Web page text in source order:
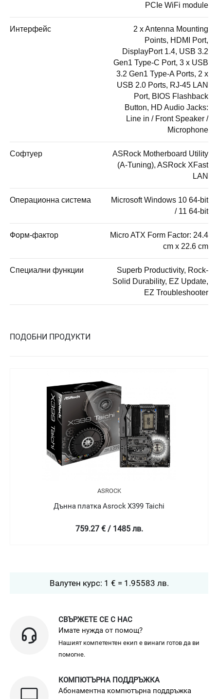
PCIe WiFi module
Интерфейс
2 x Antenna Mounting
Points, HDMI Port,
DisplayPort 1.4, USB 3.2
Gen1 Type-C Port, 3 x USB
3.2 Gen1 Type-A Ports, 2 x
USB 2.0 Ports, RJ-45 LAN
Port, BIOS Flashback
Button, HD Audio Jacks:
Line in / Front Speaker /
Microphone
Софтуер
ASRock Motherboard Utility
(A-Tuning), ASRock XFast
LAN
Операционна система
Microsoft Windows 10 64-bit
/ 11 64-bit
Форм-фактор
Micro ATX Form Factor: 24.4
cm x 22.6 cm
Специални функции
Superb Productivity, Rock-
Solid Durability, EZ Update,
EZ Troubleshooter
ПОДОБНИ ПРОДУКТИ
ASROCK
Дънна платка Asrock X570 Steel Legend
451.32 € / 882.71 лв.
Валутен курс: 1 € = 1.95583 лв.
СВЪРЖЕТЕ СЕ С НАС
Имате нужда от помощ?
Нашият компетентен екип е винаги готов да ви
помогне.
КОМПЮТЪРНА ПОДДРЪЖКА
Абонаментна компютърна поддръжка